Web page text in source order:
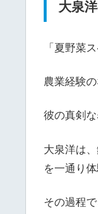
大泉
「夏野菜
農業経験
彼の真剣
大泉洋は
を一通り体
その過程